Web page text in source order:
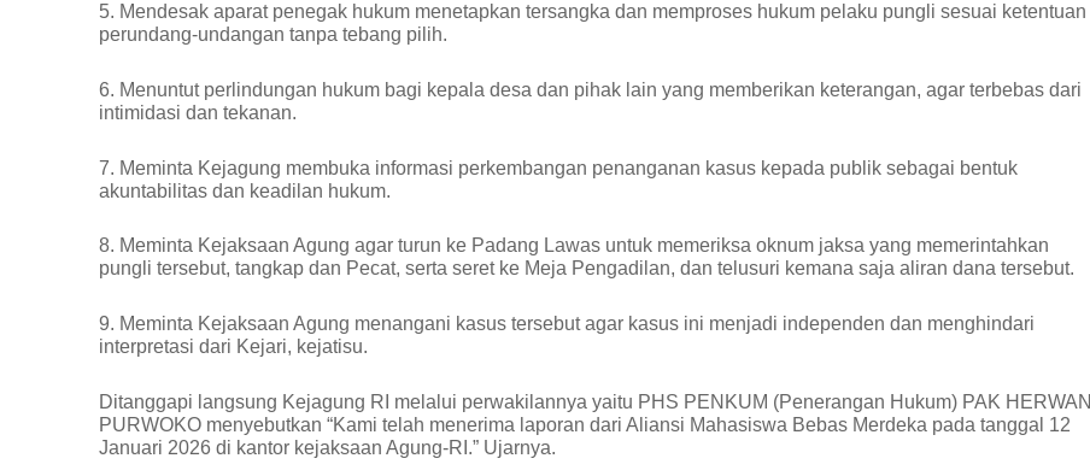
5. Mendesak aparat penegak hukum menetapkan tersangka dan memproses hukum pelaku pungli sesuai ketentuan
perundang-undangan tanpa tebang pilih.
6. Menuntut perlindungan hukum bagi kepala desa dan pihak lain yang memberikan keterangan, agar terbebas dari
intimidasi dan tekanan.
7. Meminta Kejagung membuka informasi perkembangan penanganan kasus kepada publik sebagai bentuk
akuntabilitas dan keadilan hukum.
8. Meminta Kejaksaan Agung agar turun ke Padang Lawas untuk memeriksa oknum jaksa yang memerintahkan
pungli tersebut, tangkap dan Pecat, serta seret ke Meja Pengadilan, dan telusuri kemana saja aliran dana tersebut.
9. Meminta Kejaksaan Agung menangani kasus tersebut agar kasus ini menjadi independen dan menghindari
interpretasi dari Kejari, kejatisu.
Ditanggapi langsung Kejagung RI melalui perwakilannya yaitu PHS PENKUM (Penerangan Hukum) PAK HERWAN
PURWOKO menyebutkan “Kami telah menerima laporan dari Aliansi Mahasiswa Bebas Merdeka pada tanggal 12
Januari 2026 di kantor kejaksaan Agung-RI.” Ujarnya.